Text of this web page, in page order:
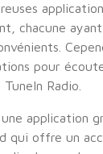
chacune ayant
pour
Radio.
application
qui offre un